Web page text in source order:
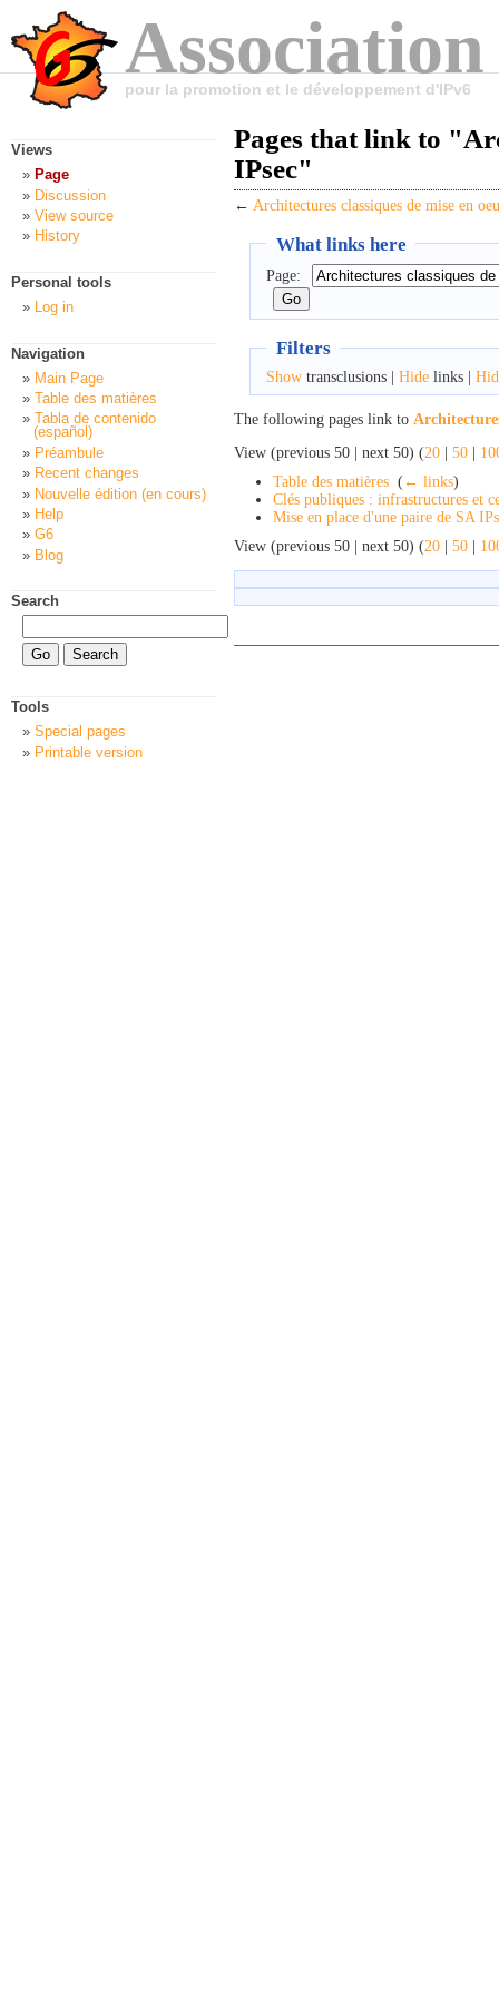
pour la promotion et le développement d'IPv6
Pages that link to
IPsec"
← Architectures classiques de mise en
What links here
Page:
Filters
Showtransclusions | Hidelinks |
The following pages link to
View (previous 50 | next 50) (20 | 50 |
Table des matières ( ← links)
Clés publiques : infrastructures et
Mise en place d'une paire de SA
View (previous 50 | next 50) (20 | 50 |
Views
Page
Discussion
View source
History
Personal tools
Log in
Navigation
Main Page
Table des matières
Tabla de contenido
(español)
Préambule
Recent changes
Nouvelle édition (en cours)
Help
G6
Blog
Search
Tools
Special pages
Printable version